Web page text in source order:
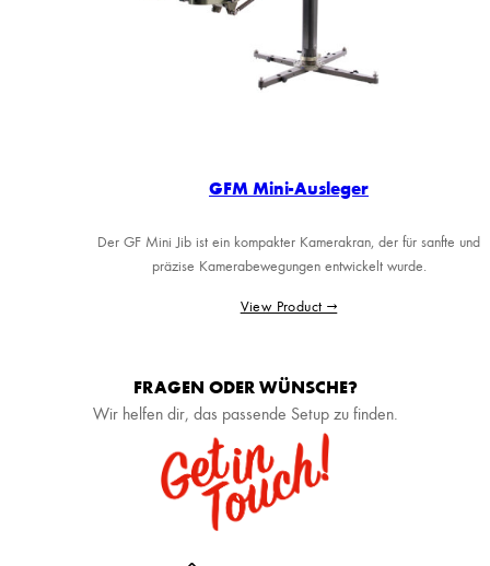
GFM Mini-Ausleger
Der GF Mini Jib ist ein kompakter Kamerakran, der für sanfte und
präzise Kamerabewegungen entwickelt wurde.
View Product →
FRAGEN ODER WÜNSCHE?
Wir helfen dir, das passende Setup zu finden.